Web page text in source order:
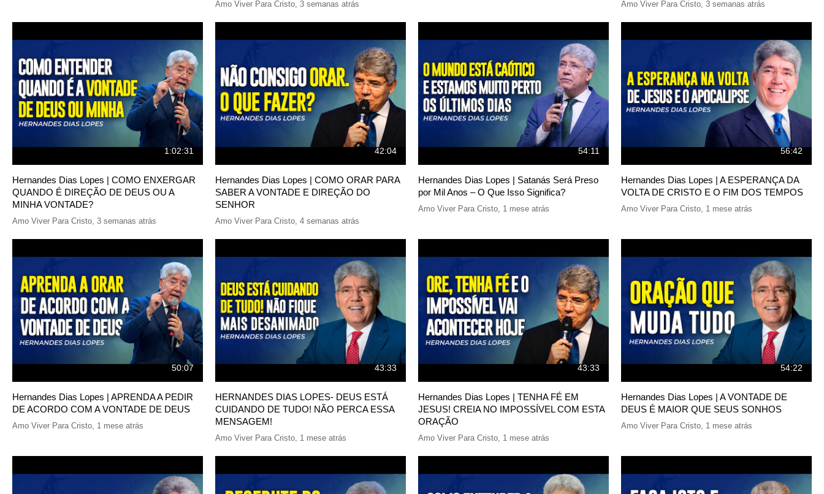
Amo Viver Para Cristo 3 semanas atrás Amo Viver Para Cristo 3 semanas atrás
1:02:31
Hernandes Dias Lopes | COMO ENXERGAR
QUANDO É DIREÇÃO DE DEUS OU A
MINHA VONTADE?
Amo Viver Para Cristo, 3 semanas atrás
42:04
Hernandes Dias Lopes | COMO ORAR PARA
SABER A VONTADE E DIREÇÃO DO
SENHOR
Amo Viver Para Cristo, 4 semanas atrás
54:11
Hernandes Dias Lopes | Satanás Será Preso
por Mil Anos – O Que Isso Significa?
Amo Viver Para Cristo, 1 mese atrás
56:42
Hernandes Dias Lopes | A ESPERANÇA DA
VOLTA DE CRISTO E O FIM DOS TEMPOS
Amo Viver Para Cristo, 1 mese atrás
50:07
Hernandes Dias Lopes | APRENDA A PEDIR
DE ACORDO COM A VONTADE DE DEUS
Amo Viver Para Cristo, 1 mese atrás
43:33
HERNANDES DIAS LOPES- DEUS ESTÁ
CUIDANDO DE TUDO! NÃO PERCA ESSA
MENSAGEM!
Amo Viver Para Cristo, 1 mese atrás
43:33
Hernandes Dias Lopes | TENHA FÉ EM
JESUS! CREIA NO IMPOSSÍVEL COM ESTA
ORAÇÃO
Amo Viver Para Cristo, 1 mese atrás
54:22
Hernandes Dias Lopes | A VONTADE DE
DEUS É MAIOR QUE SEUS SONHOS
Amo Viver Para Cristo, 1 mese atrás